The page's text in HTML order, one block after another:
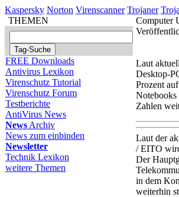
Kaspersky Norton Virenscanner Trojaner
THEMEN
FREE Downloads
Antivirus Lexikon
Virenschutz Tutorial
Virenschutz Forum
Testberichte
AntiVirus News
News Archiv
News zum einbinden
Newsletter
Technik Lexikon
weitere Themen
Computer
Laut
Desktop-
Prozent
Notebooks
Zahlen
Laut der
/ EITO
Der
in dem
weiterhin